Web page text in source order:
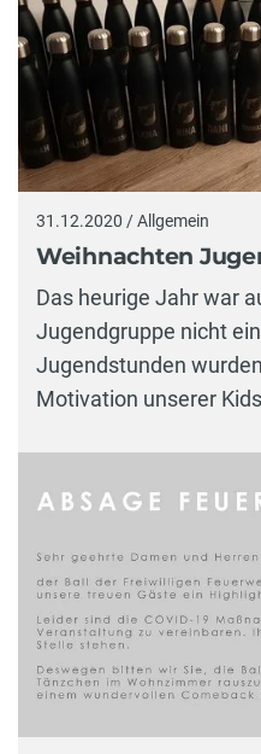
31.12.2020 / Allgemein
Weihnachten
Das heurige Jahr war
Jugendgruppe nicht
Jugendstunden
Motivation unserer